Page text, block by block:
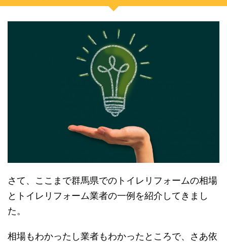
さて、ここまで群馬県でのトイレリフォームの相場
とトイレリフォーム業者の一例を紹介してきまし
た。
相場もわかったし業者もわかったところで、さあ依